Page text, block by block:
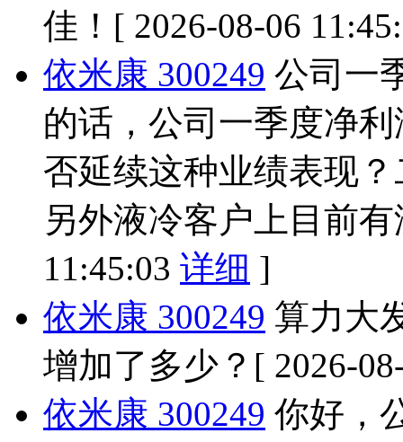
佳！ [ 2026-08-06
依米康 300249 公司一
的话，公司一季度净
否延续这种业绩表现
另外液冷客户上目前
11:45:03 详细 ]
依米康 300249 算力大
增加了多少？ [ 2026-
依米康 300249 你好，